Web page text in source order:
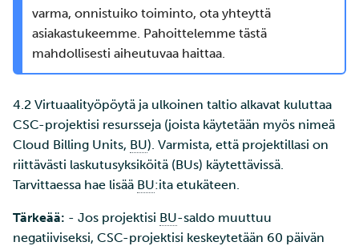
varma, onnistuiko toiminto, ota yhteyttä
asiakastukeemme. Pahoittelemme tästä
mahdollisesti aiheutuvaa haittaa.
4.2 Virtuaalityöpöytä ja ulkoinen taltio alkavat kuluttaa
CSC-projektisi resursseja (joista käytetään myös nimeä
Cloud Billing Units, BU). Varmista, että projektillasi on
riittävästi laskutusyksiköitä (BUs) käytettävissä.
Tarvittaessa hae lisää BU:ita etukäteen.
Tärkeää: - Jos projektisi BU-saldo muuttuu
negatiiviseksi, CSC-projektisi keskeytetään 60 päivän